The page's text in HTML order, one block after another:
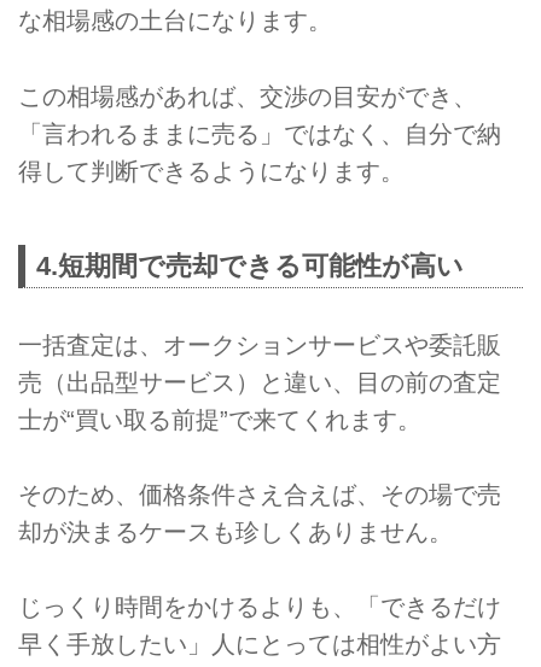
な相場感の土台になります。
この相場感があれば、交渉の目安ができ、
「言われるままに売る」ではなく、自分で納
得して判断できるようになります。
4.短期間で売却できる可能性が高い
一括査定は、オークションサービスや委託販
売（出品型サービス）と違い、目の前の査定
士が“買い取る前提”で来てくれます。
そのため、価格条件さえ合えば、その場で売
却が決まるケースも珍しくありません。
じっくり時間をかけるよりも、「できるだけ
早く手放したい」人にとっては相性がよい方